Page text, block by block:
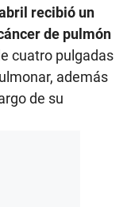
recibió un
de pulmón
cuatro pulgadas
además
de su